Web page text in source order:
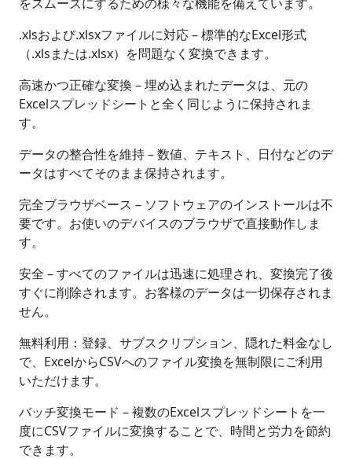
.xlsおよび.xlsxファイルに対応 – 標準的なExcel形式
（.xlsまたは.xlsx）を問題なく変換できます。
高速かつ正確な変換 – 埋め込まれたデータは、元の
Excelスプレッドシートと全く同じように保持されま
す。
データの整合性を維持 – 数値、テキスト、日付などのデ
ータはすべてそのまま保持されます。
完全ブラウザベース – ソフトウェアのインストールは不
要です。お使いのデバイスのブラウザで直接動作しま
す。
安全 – すべてのファイルは迅速に処理され、変換完了後
すぐに削除されます。お客様のデータは一切保存されま
せん。
無料利用：登録、サブスクリプション、隠れた料金なし
で、ExcelからCSVへのファイル変換を無制限にご利用
いただけます。
バッチ変換モード – 複数のExcelスプレッドシートを一
度にCSVファイルに変換することで、時間と労力を節約
できます。